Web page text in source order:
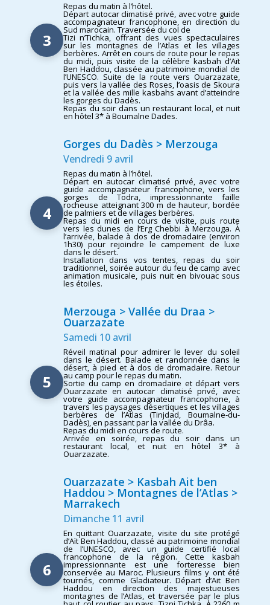
3
Repas du matin à l’hôtel.
Départ autocar climatisé privé, avec votre guide
accompagnateur francophone, en direction du
Sud marocain. Traversée du col de
Tizi n’Tichka, offrant des vues spectaculaires
sur les montagnes de l’Atlas et les villages
berbères. Arrêt en cours de route pour le repas
du midi, puis visite de la célèbre kasbah d’Aït
Ben Haddou, classée au patrimoine mondial de
l’UNESCO. Suite de la route vers Ouarzazate,
puis vers la vallée des Roses, l’oasis de Skoura
et la vallée des mille kasbahs avant d’atteindre
les gorges du Dadès.
Repas du soir dans un restaurant local, et nuit
en hôtel 3* à Boumalne Dades.
4
Gorges du Dadès > Merzouga
Vendredi 9 avril
Repas du matin à l’hôtel.
Départ en autocar climatisé privé, avec votre
guide accompagnateur francophone, vers les
gorges de Todra, impressionnante faille
rocheuse atteignant 300 m de hauteur, bordée
de palmiers et de villages berbères.
Repas du midi en cours de visite, puis route
vers les dunes de l’Erg Chebbi à Merzouga. À
l’arrivée, balade à dos de dromadaire (environ
1h30) pour rejoindre le campement de luxe
dans le désert.
Installation dans vos tentes, repas du soir
traditionnel, soirée autour du feu de camp avec
animation musicale, puis nuit en bivouac sous
les étoiles.
5
Merzouga > Vallée du Draa >
Ouarzazate
Samedi 10 avril
Réveil matinal pour admirer le lever du soleil
dans le désert. Balade et randonnée dans le
désert, à pied et à dos de dromadaire. Retour
au camp pour le repas du matin.
Sortie du camp en dromadaire et départ vers
Ouarzazate en autocar climatisé privé, avec
votre guide accompagnateur francophone, à
travers les paysages désertiques et les villages
berbères de l’Atlas (Tinjdad, Boumalne-du-
Dadès), en passant par la vallée du Drâa.
Repas du midi en cours de route.
Arrivée en soirée, repas du soir dans un
restaurant local, et nuit en hôtel 3* à
Ouarzazate.
6
Ouarzazate > Kasbah Ait ben
Haddou > Montagnes de l’Atlas >
Marrakech
Dimanche 11 avril
En quittant Ouarzazate, visite du site protégé
d’Aït Ben Haddou, classé au patrimoine mondial
de l’UNESCO, avec un guide certifié local
francophone de la région. Cette kasbah
impressionnante est une forteresse bien
conservée au Maroc. Plusieurs films y ont été
tournés, comme Gladiateur. Départ d’Ait Ben
Haddou en direction des majestueuses
montagnes de l’Atlas, et traversée par le plus